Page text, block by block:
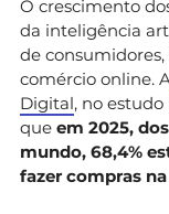
O crescimento
da inteligência
de
comércio online. A
Digital, no
que em 2025,
mundo, 68,4%
fazer compras